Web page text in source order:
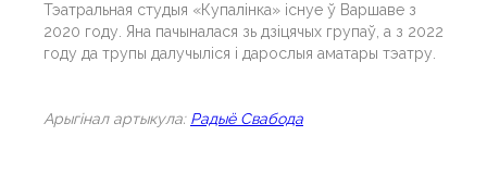
Тэатральная студыя «Купалінка» існуе ў Варшаве з
2020 году. Яна пачыналася зь дзіцячых групаў, а з 2022
году да трупы далучыліся і дарослыя аматары тэатру.
Арыгiнал артыкула: Радыё Свабода